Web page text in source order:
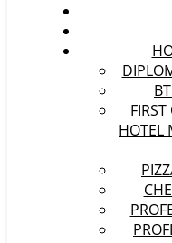
HOTEL